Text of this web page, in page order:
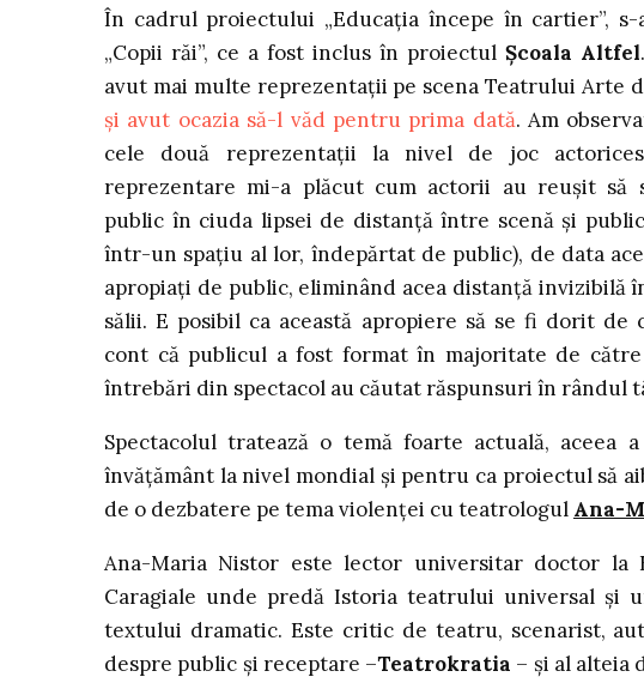
În cadrul proiectului „Educația începe în cartier”,
„Copii răi”, ce a fost inclus în proiectulȘcoala Altfel
avut mai multe reprezentații pe scena Teatrului Arte
și avut ocazia să-l văd pentru prima dată. Am
cele două reprezentații la nivel de joc
reprezentare mi-a plăcut cum actorii au reușit să
public în ciuda lipsei de distanță între scenă și
într-un spațiu al lor, îndepărtat de public), de data
apropiați de public, eliminând acea distanță invizibilă
sălii. E posibil ca această apropiere să se fi dorit
cont că publicul a fost format în majoritate de
întrebări din spectacol au căutat răspunsuri în rândul
Spectacolul tratează o temă foarte actuală,
învățământ la nivel mondial și pentru ca proiectul să
de o dezbatere pe tema violenței cu teatrologul Ana-
Ana-Maria Nistor este lector universitar doctor la
Caragiale unde predă Istoria teatrului universal şi
textului dramatic. Este critic de teatru, scenarist,
despre public şi receptare –Teatrokratia – şi al alteia